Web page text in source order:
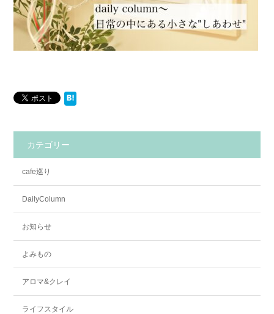
カテゴリー
cafe巡り
DailyColumn
お知らせ
よみもの
アロマ&クレイ
ライフスタイル